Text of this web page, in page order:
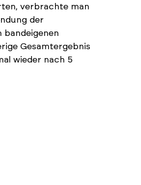
verbrachte man
der
bandeigenen
Gesamtergebnis
wieder nach 5